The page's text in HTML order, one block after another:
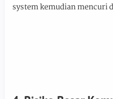
system kemudian mencuri